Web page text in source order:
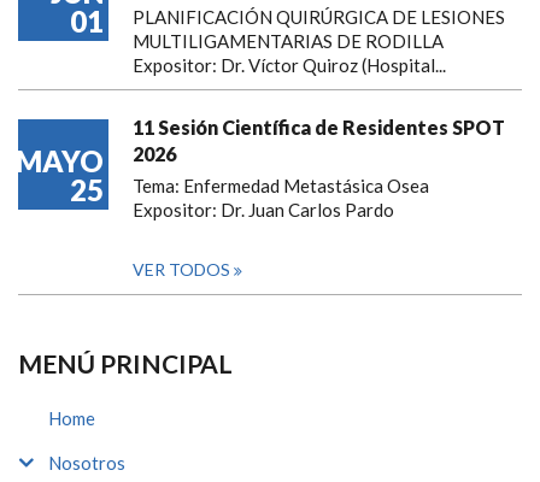
01
PLANIFICACIÓN QUIRÚRGICA DE LESIONES
MULTILIGAMENTARIAS DE RODILLA
Expositor: Dr. Víctor Quiroz (Hospital...
MAYO
25
11 Sesión Científica de Residentes SPOT
2026
Tema: Enfermedad Metastásica Osea
Expositor: Dr. Juan Carlos Pardo
VER TODOS
MENÚ PRINCIPAL
Home
Nosotros